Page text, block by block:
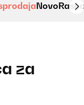
Novo
za